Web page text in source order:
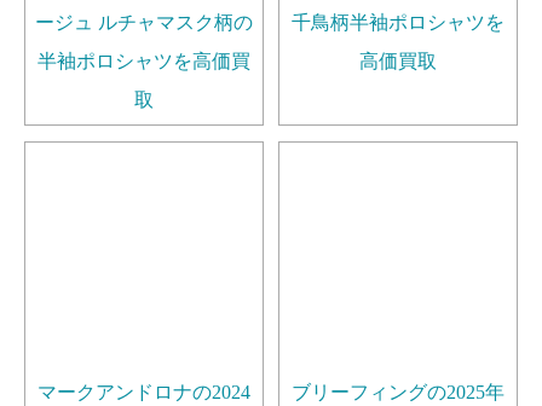
ージュ ルチャマスク柄の
半袖ポロシャツを高価買
取
千鳥柄半袖ポロシャツを
高価買取
マークアンドロナの2024
ブリーフィングの2025年